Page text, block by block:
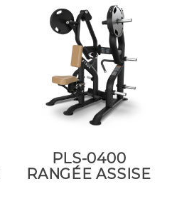
PLS-0400
RANGÉE ASSISE